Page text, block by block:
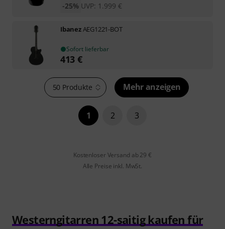
UVP: 1.999 €
-25%
IbanezAEG1221-BOT
Sofort lieferbar
413 €
50 Produkte Mehr anzeigen
1 2 3
Kostenloser Versand ab 29 €
Alle Preise inkl. MwSt.
Westerngitarren 12-saitig kaufen für